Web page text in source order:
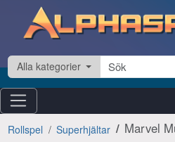
Hoppa till innehåll
Alla kategorier
Rollspel Superhjältar Marvel